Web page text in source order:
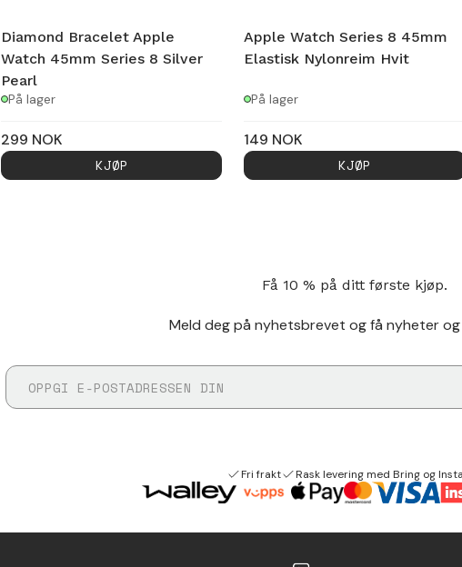
Diamond Bracelet Apple
Watch 45mm Series 8 Silver
Pearl
På lager
299 NOK
KJØP
Apple Watch Series 8 45mm
Elastisk Nylonreim Hvit
På lager
149 NOK
KJØP
Få 10 % på ditt første kjøp.
Meld deg på nyhetsbrevet og få nyheter
Fri frakt Rask levering med Bring og